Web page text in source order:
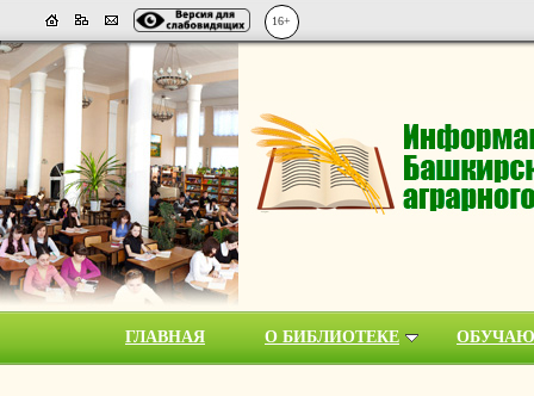
16+
ГЛАВНАЯ О БИБЛИОТЕКЕ